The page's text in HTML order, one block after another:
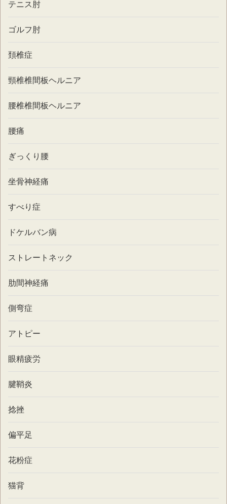
テニス肘
ゴルフ肘
頚椎症
頸椎椎間板ヘルニア
腰椎椎間板ヘルニア
腰痛
ぎっくり腰
坐骨神経痛
すべり症
ドケルバン病
ストレートネック
肋間神経痛
側弯症
アトピー
眼精疲労
腱鞘炎
捻挫
偏平足
花粉症
猫背